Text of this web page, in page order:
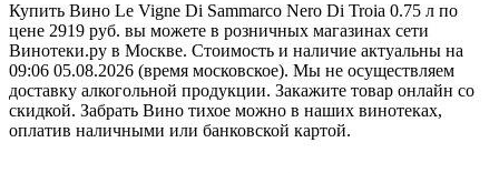
Купить Вино Le Vigne Di Sammarco Nero Di Troia 0.75 л по
цене 2919 руб. вы можете в розничных магазинах сети
Винотеки.ру в Москве. Стоимость и наличие актуальны на
09:06 05.08.2026 (время московское). Мы не осуществляем
доставку алкогольной продукции. Закажите товар онлайн со
скидкой. Забрать Вино тихое можно в наших винотеках,
оплатив наличными или банковской картой.